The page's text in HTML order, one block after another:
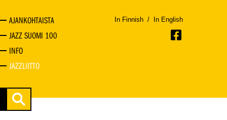
AJANKOHTAISTA
JAZZ SUOMI 100
INFO
JAZZLIITTO
In Finnish / In English